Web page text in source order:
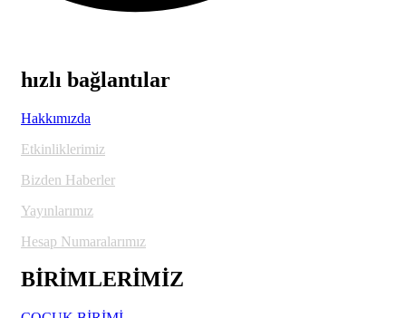
hızlı bağlantılar
Hakkımızda
Etkinliklerimiz
Bizden Haberler
Yayınlarımız
Hesap Numaralarımız
BİRİMLERİMİZ